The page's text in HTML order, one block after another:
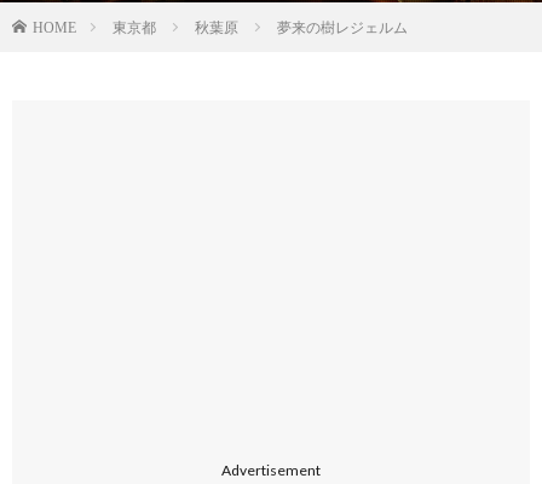
HOME 東京都 秋葉原 夢来の樹レジェルム
Advertisement